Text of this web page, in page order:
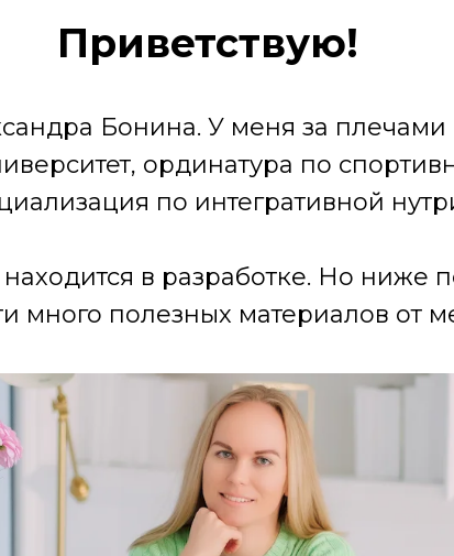
Приветствую!
Бонина. У меня за плечами
ординатура по
по интегративной
в разработке. Но ниже
много полезных материалов от